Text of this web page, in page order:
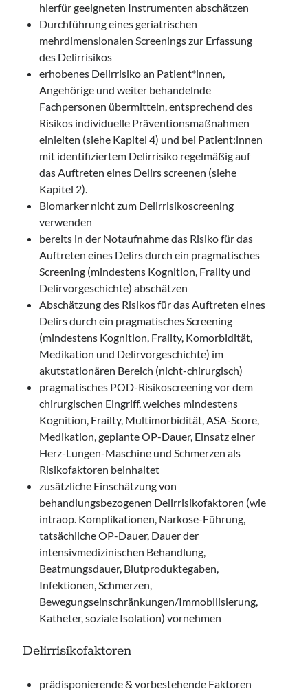
hierfür geeigneten Instrumenten abschätzen
Durchführung eines geriatrischen
mehrdimensionalen Screenings zur Erfassung
des Delirrisikos
erhobenes Delirrisiko an Patient*innen,
Angehörige und weiter behandelnde
Fachpersonen übermitteln, entsprechend des
Risikos individuelle Präventionsmaßnahmen
einleiten (siehe Kapitel 4) und bei Patient:innen
mit identifiziertem Delirrisiko regelmäßig auf
das Auftreten eines Delirs screenen (siehe
Kapitel 2).
Biomarker nicht zum Delirrisikoscreening
verwenden
bereits in der Notaufnahme das Risiko für das
Auftreten eines Delirs durch ein pragmatisches
Screening (mindestens Kognition, Frailty und
Delirvorgeschichte) abschätzen
Abschätzung des Risikos für das Auftreten eines
Delirs durch ein pragmatisches Screening
(mindestens Kognition, Frailty, Komorbidität,
Medikation und Delirvorgeschichte) im
akutstationären Bereich (nicht-chirurgisch)
pragmatisches POD-Risikoscreening vor dem
chirurgischen Eingriff, welches mindestens
Kognition, Frailty, Multimorbidität, ASA-Score,
Medikation, geplante OP-Dauer, Einsatz einer
Herz-Lungen-Maschine und Schmerzen als
Risikofaktoren beinhaltet
zusätzliche Einschätzung von
behandlungsbezogenen Delirrisikofaktoren (wie
intraop. Komplikationen, Narkose-Führung,
tatsächliche OP-Dauer, Dauer der
intensivmedizinischen Behandlung,
Beatmungsdauer, Blutproduktegaben,
Infektionen, Schmerzen,
Bewegungseinschränkungen/Immobilisierung,
Katheter, soziale Isolation) vornehmen
Delirrisikofaktoren
prädisponierende & vorbestehende Faktoren